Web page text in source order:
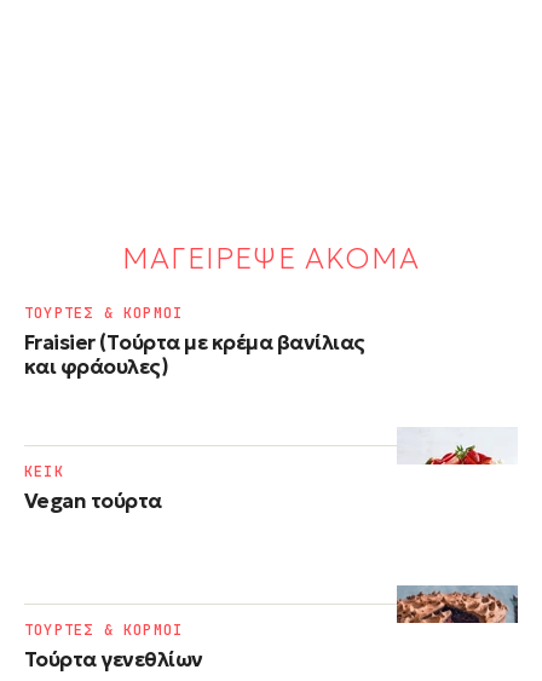
ΜΑΓΕΙΡΕΨΕ ΑΚΟΜΑ
Fraisier (Tούρτα με κρέμα βανίλιας
και φράουλες)
ΤΟΥΡΤΕΣ & ΚΟΡΜΟΙ
Vegan τούρτα
ΚΕΙΚ
Τούρτα γενεθλίων
ΤΟΥΡΤΕΣ & ΚΟΡΜΟΙ